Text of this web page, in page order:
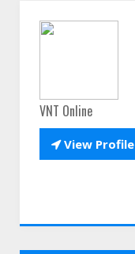
VNT Online
View Profile